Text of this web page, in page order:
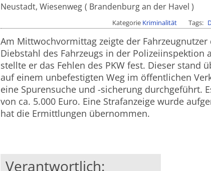
Neustadt, Wiesenweg Brandenburg an der Havel
Kategorie Kriminalität Tags
Am Mittwochvormittag zeigte der Fahrzeugnutzer
Diebstahl des Fahrzeugs in der Polizeiinspektion
stellte er das Fehlen des PKW fest. Dieser stand
auf einem unbefestigten Weg im öffentlichen
eine Spurensuche und -sicherung durchgeführt.
von ca. 5.000 Euro. Eine Strafanzeige wurde
hat die Ermittlungen übernommen.
Verantwortlich: